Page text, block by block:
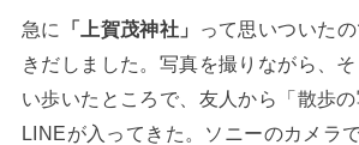
急に 「上賀茂神社」
って思いついた
きだしました。写真を撮りながら、
い歩いたところで、友人から「散歩
LINEが入ってきた。ソニーのカメラ